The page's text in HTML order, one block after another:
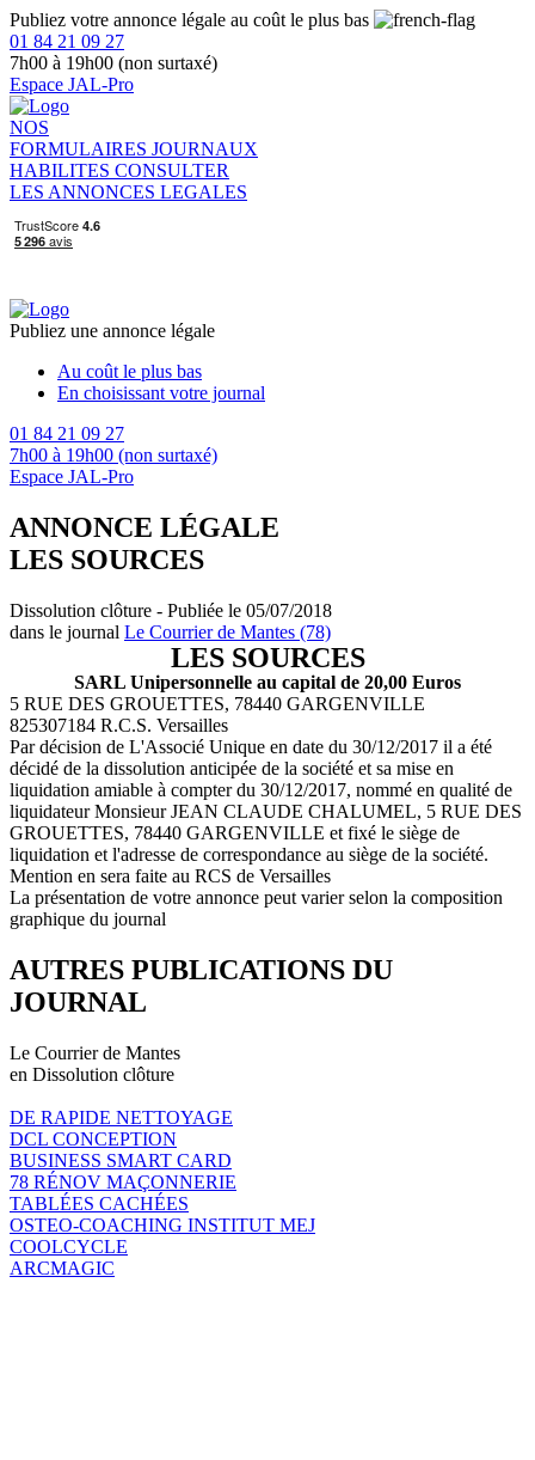
Publiez votre annonce légale au coût le plus bas
01 84 21 09 27
7h00 à 19h00 (non surtaxé)
Espace JAL-Pro
NOS
FORMULAIRES JOURNAUX
HABILITES CONSULTER
LES ANNONCES LEGALES
Publiez une annonce légale
Au coût le plus bas
En choisissant votre journal
01 84 21 09 27
7h00 à 19h00 (non surtaxé)
Espace JAL-Pro
ANNONCE LÉGALE
LES SOURCES
Dissolution clôture - Publiée le 05/07/2018
dans le journal Le Courrier de Mantes (78)
LES SOURCES
SARL Unipersonnelle au capital de 20,00 Euros
5 RUE DES GROUETTES, 78440 GARGENVILLE
825307184 R.C.S. Versailles
Par décision de L'Associé Unique en date du 30/12/2017 il a été
décidé de la dissolution anticipée de la société et sa mise en
liquidation amiable à compter du 30/12/2017, nommé en qualité de
liquidateur Monsieur JEAN CLAUDE CHALUMEL, 5 RUE DES
GROUETTES, 78440 GARGENVILLE et fixé le siège de
liquidation et l'adresse de correspondance au siège de la société.
Mention en sera faite au RCS de Versailles
La présentation de votre annonce peut varier selon la composition
graphique du journal
AUTRES PUBLICATIONS DU
JOURNAL
Le Courrier de Mantes
en Dissolution clôture
DE RAPIDE NETTOYAGE
DCL CONCEPTION
BUSINESS SMART CARD
78 RÉNOV MAÇONNERIE
TABLÉES CACHÉES
OSTEO-COACHING INSTITUT MEJ
COOLCYCLE
ARCMAGIC